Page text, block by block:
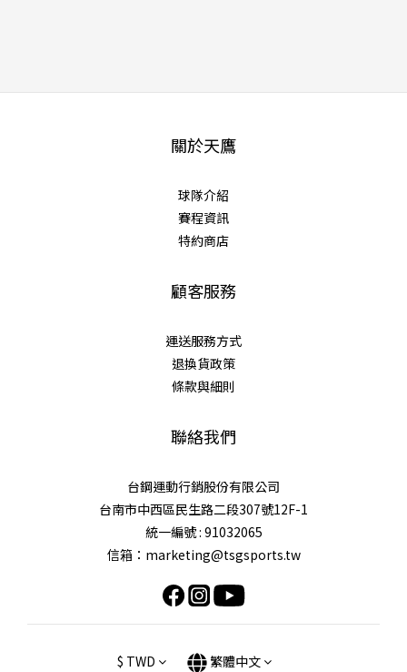
關於天鷹
球隊介紹
賽程資訊
特約商店
顧客服務
運送服務方式
退換貨政策
條款與細則
聯絡我們
台鋼運動行銷股份有限公司
台南市中西區民生路二段307號12F-1
統一編號 : 91032065
信箱：marketing@tsgsports.tw
$ TWD 繁體中文